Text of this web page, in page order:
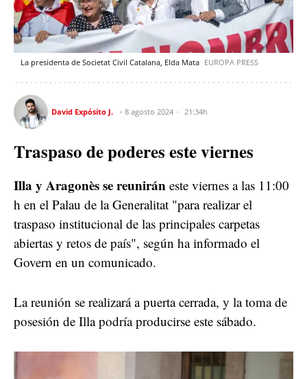
La presidenta de Societat Civil Catalana, Elda Mata EUROPA PRESS
David Expósito J. 8 agosto 2024 21:34h
Traspaso de poderes este viernes
Illa y Aragonès se reunirán este viernes a las 11:00
h en el Palau de la Generalitat "para realizar el
traspaso institucional de las principales carpetas
abiertas y retos de país", según ha informado el
Govern en un comunicado.
La reunión se realizará a puerta cerrada, y la toma de
posesión de Illa podría producirse este sábado.